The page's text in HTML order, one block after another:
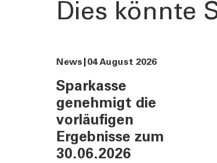
Darlehensrate berechnen
Rendite berechnen
Vorsorgelücke berechnen
Dies könnte
News 04 August 2026
Sparkasse
genehmigt die
vorläufigen
Ergebnisse zum
30.06.2026